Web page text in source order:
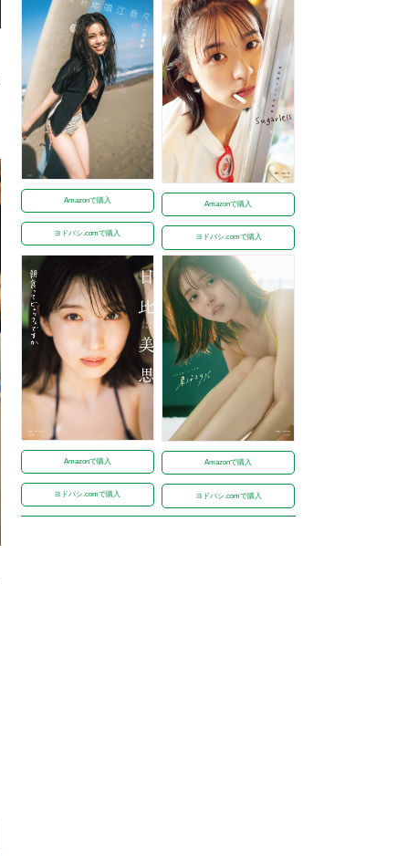
Amazonで購入
ヨドバシ.comで購入
Amazonで購入
ヨドバシ.comで購入
Amazonで購入
ヨドバシ.comで購入
Amazonで購入
ヨドバシ.comで購入